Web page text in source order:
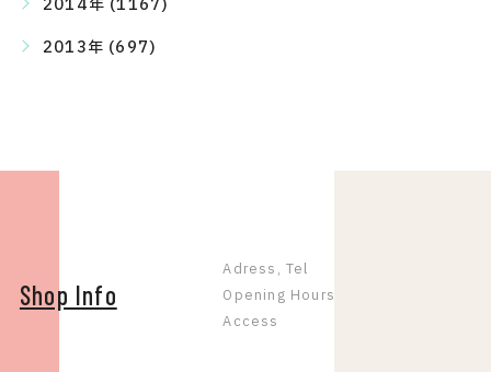
2014年 (1167)
2013年 (697)
Shop Info
Adress, Tel
Opening Hours
Access